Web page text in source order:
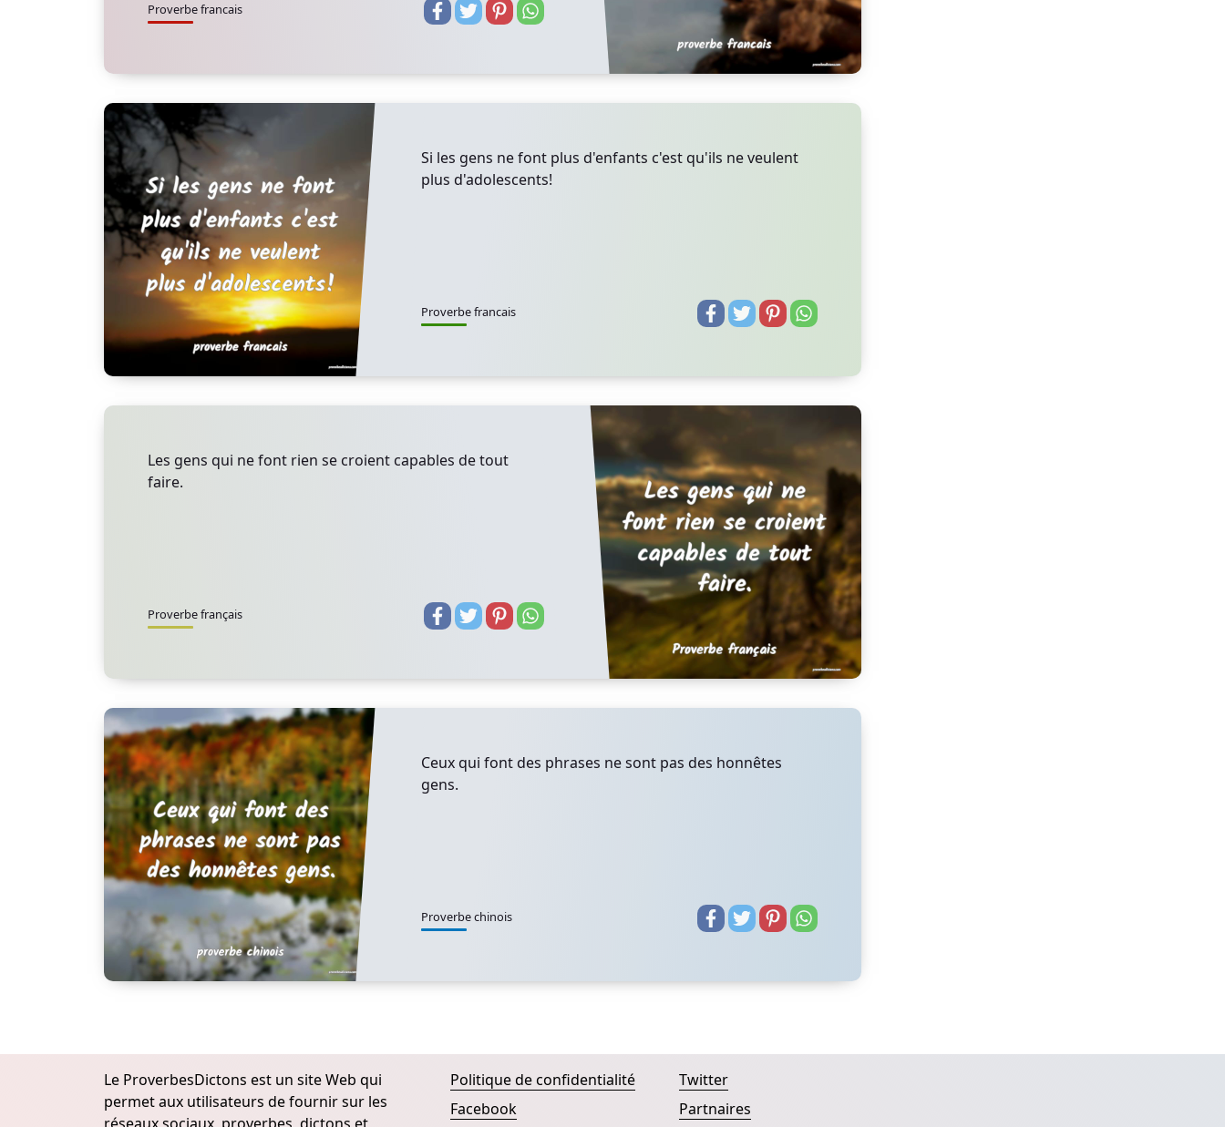
Proverbe francais
Si les gens ne font plus d'enfants c'est qu'ils ne veulent
plus d'adolescents!
Proverbe francais
Les gens qui ne font rien se croient capables de tout
faire.
Proverbe français
Ceux qui font des phrases ne sont pas des honnêtes
gens.
Proverbe chinois
Le ProverbesDictons est un site Web qui
permet aux utilisateurs de fournir sur les
Politique de confidentialité
Facebook
Twitter
Partnaires